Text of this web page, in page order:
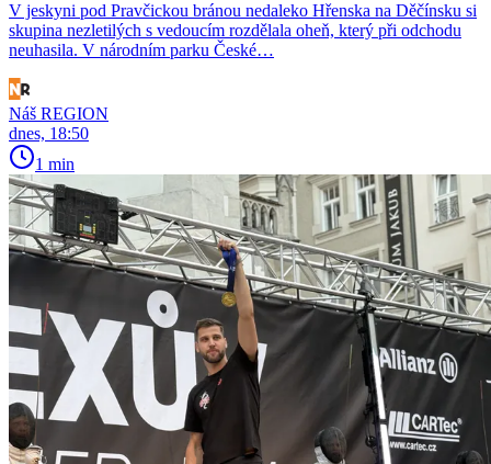
V jeskyni pod Pravčickou bránou nedaleko Hřenska na Děčínsku si
skupina nezletilých s vedoucím rozdělala oheň, který při odchodu
neuhasila. V národním parku České…
Náš REGION
dnes, 18:50
1 min